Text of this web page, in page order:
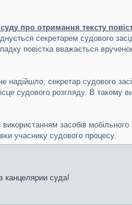
про отримання тексту
секретарем судового
повістка вважається
надійшло, секретар судового
судового розгляду. В такому
засобів мобільного
учаснику судового процесу.
канцелярии суда!